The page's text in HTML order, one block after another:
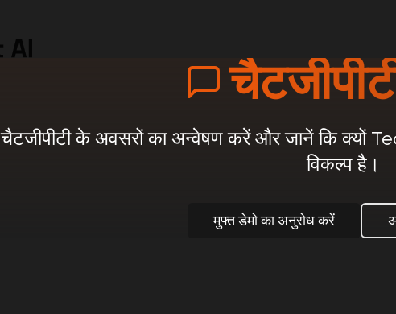
चैटजीपीटी के अवसरों का अन्वेषण करें और जानें कि क्यों
विकल्प है।
मुफ्त डेमो का अनुरोध करें